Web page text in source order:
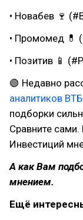
• Новабев 🍷
• Промомед 💊
• Позитив 📱
🟢 Недавно
аналитиков
подборки
Сравните
Инвестиций
А как Вам
мнением.
Ещё